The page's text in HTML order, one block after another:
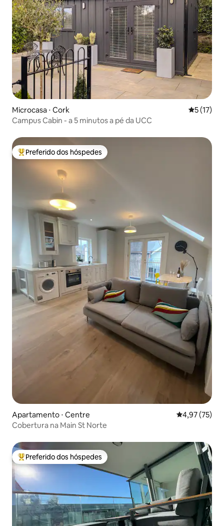
Microcasa ⋅ Cork 5 de uma
5 (17)
Campus Cabin - a 5 minutos a pé da UCC
Entre os melhores preferidos dos hóspedes
Preferido dos hóspedes
Apartamento ⋅ Centre 4,97 de uma
4,97 (75)
Cobertura na Main St Norte
Entre os melhores preferidos dos hóspedes
Preferido dos hóspedes